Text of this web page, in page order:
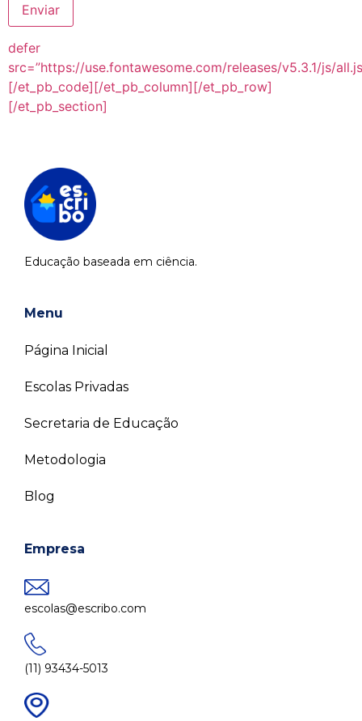
Enviar
defer
src=”https://use.fontawesome.com/releases/v5.3.1/js/
[/et_pb_code][/et_pb_column][/et_pb_row]
[/et_pb_section]
Educação baseada em ciência.
Menu
Página Inicial
Escolas Privadas
Secretaria de Educação
Metodologia
Blog
Empresa
escolas@escribo.com
(11) 93434-5013